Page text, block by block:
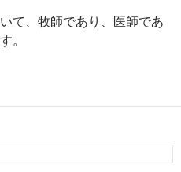
て、牧師であり、医師であ
。